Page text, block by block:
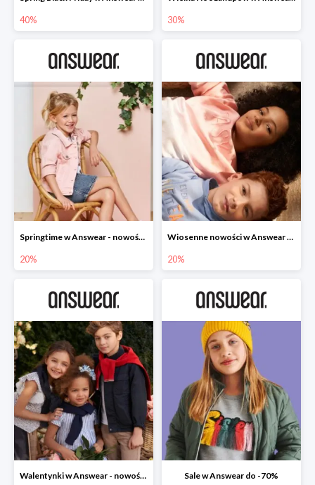
40% 30%
Springtime w Answear - nowości do -20%
20%
Wiosenne nowości w Answear do -20%
20%
Walentynki w Answear - nowości do -20% Sale w Answear do -70%